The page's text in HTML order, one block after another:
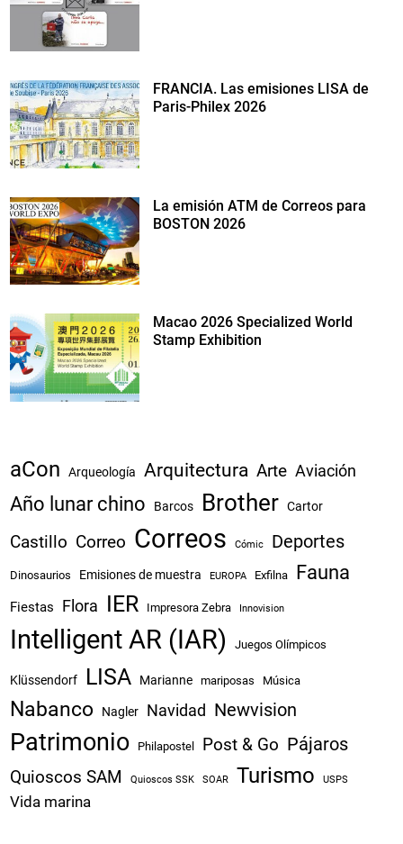
FRANCIA. Las emisiones LISA de
Paris-Philex 2026
La emisión ATM de Correos para
BOSTON 2026
Macao 2026 Specialized World
Stamp Exhibition
aCon Arqueología Arquitectura Arte Aviación
Año lunar chino Barcos Brother Cartor
Castillo Correo Correos Cómic Deportes
Dinosaurios Emisiones de muestra EUROPA Exfilna Fauna
Fiestas Flora IER Impresora Zebra Innovision
Intelligent AR (IAR) Juegos Olímpicos
Klüssendorf LISA Marianne mariposas Música
Nabanco Nagler Navidad Newvision
Patrimonio Philapostel Post & Go Pájaros
Quioscos SAM Quioscos SSK SOAR Turismo USPS
Vida marina